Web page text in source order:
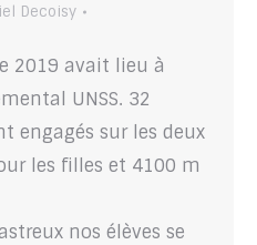
Decoisy
2019 avait lieu à
UNSS. 32
engagés sur les deux
les filles et 4100 m
nos élèves se